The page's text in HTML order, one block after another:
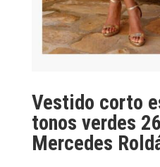
Vestido corto
tonos verdes
Mercedes